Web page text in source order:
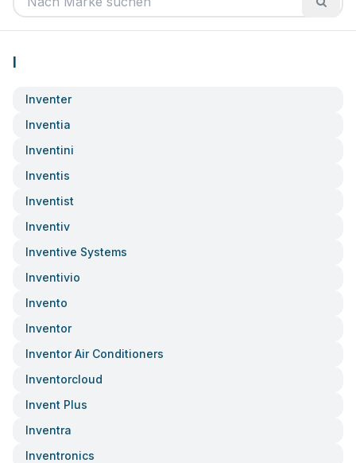
I
Inventer
Inventia
Inventini
Inventis
Inventist
Inventiv
Inventive Systems
Inventivio
Invento
Inventor
Inventor Air Conditioners
Inventorcloud
Invent Plus
Inventra
Inventronics